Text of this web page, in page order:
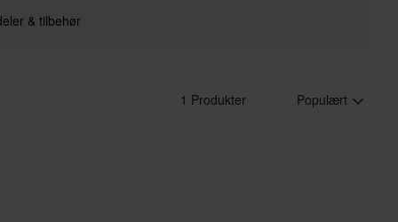
& tilbehør
1 Produkter Populært